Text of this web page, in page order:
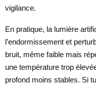
vigilance.
En pratique, la lumière
l’endormissement et
bruit, même faible mais
une température trop
profond moins stables. Si